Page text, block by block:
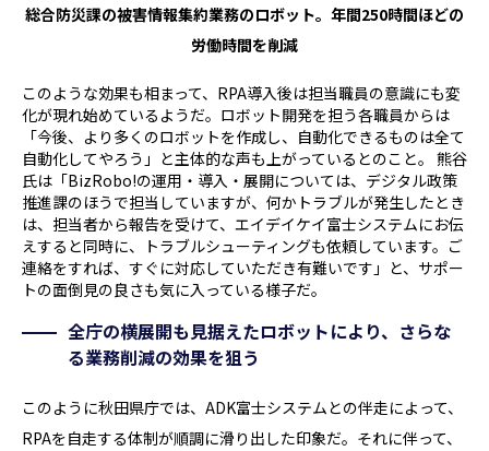
総合防災課の被害情報集約業務のロボット。年間250時間ほどの
労働時間を削減
このような効果も相まって、RPA導入後は担当職員の意識にも変
化が現れ始めているようだ。ロボット開発を担う各職員からは
「今後、より多くのロボットを作成し、自動化できるものは全て
自動化してやろう」と主体的な声も上がっているとのこと。 熊谷
氏は「BizRobo!の運用・導入・展開については、デジタル政策
推進課のほうで担当していますが、何かトラブルが発生したとき
は、担当者から報告を受けて、エイデイケイ富士システムにお伝
えすると同時に、トラブルシューティングも依頼しています。ご
連絡をすれば、すぐに対応していただき有難いです」と、サポー
トの面倒見の良さも気に入っている様子だ。
全庁の横展開も見据えたロボットにより、さらな
る業務削減の効果を狙う
このように秋田県庁では、ADK富士システムとの伴走によって、
RPAを自走する体制が順調に滑り出した印象だ。それに伴って、